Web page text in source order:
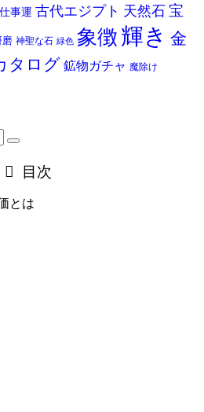
仕事運 古代エジプト 天然石 宝
磨 神聖な石 緑色 象徴 輝き 金
タログ 鉱物ガチャ 魔除け
目次
とは